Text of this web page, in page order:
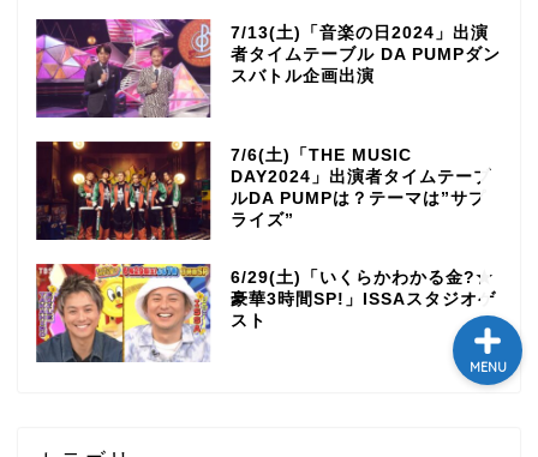
7/13(土)「音楽の日2024」出演
者タイムテーブル DA PUMPダン
スバトル企画出演
7/6(土)「THE MUSIC
DAY2024」出演者タイムテーブ
ルDA PUMPは？テーマは”サプ
ライズ”
6/29(土)「いくらかわかる金?★
豪華3時間SP!」ISSAスタジオゲ
スト
MENU
ラジオ
メゾン・ド・ミュージック
ライブ・イベント